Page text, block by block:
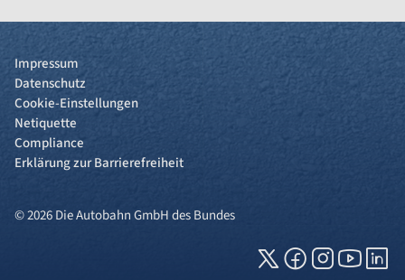
Impressum
Datenschutz
Cookie-Einstellungen
Netiquette
Compliance
Erklärung zur Barrierefreiheit
© 2026 Die Autobahn GmbH des Bundes